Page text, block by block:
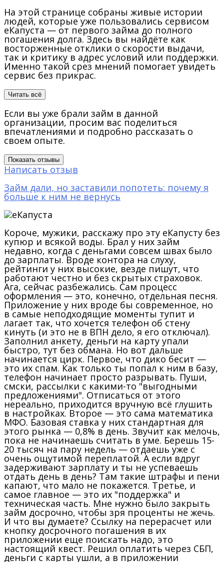
На этой странице собраны живые истории
людей, которые уже пользовались сервисом
еКапуста — от первого займа до полного
погашения долга. Здесь вы найдёте как
восторженные отклики о скорости выдачи,
так и критику в адрес условий или поддержки.
Именно такой срез мнений помогает увидеть
сервис без прикрас.
Читать всё
Если вы уже брали займ в данной
организации, просим вас поделиться
впечатлениями и подробно рассказать о
своем опыте.
Показать отзывы
Написать отзыв
Займ дали, но заставили попотеть: почему я
больше к ним не вернусь
Короче, мужики, расскажу про эту еКапусту без
купюр и всякой воды. Брал у них займ
недавно, когда с деньгами совсем швах было
до зарплаты. Вроде контора на слуху,
рейтинги у них высокие, везде пишут, что
работают честно и без скрытых страховок.
Ага, сейчас разбежались. Сам процесс
оформления — это, конечно, отдельная песня.
Приложение у них вроде бы современное, но
в самые неподходящие моменты тупит и
лагает так, что хочется телефон об стену
кинуть (и это не в ВПН дело, я его отключал).
Заполнил анкету, деньги на карту упали
быстро, тут без обмана. Но вот дальше
начинается цирк. Первое, что дико бесит —
это их спам. Как только ты попал к ним в базу,
телефон начинает просто разрывать. Пуши,
смски, рассылки с какими-то "выгодными
предложениями". Отписаться от этого
нереально, приходится вручную всё глушить
в настройках. Второе — это сама математика
МФО. Базовая ставка у них стандартная для
этого рынка — 0,8% в день. Звучит как мелочь,
пока не начинаешь считать в уме. Берешь 15-
20 тысяч на пару недель — отдаешь уже с
очень ощутимой переплатой. А если вдруг
задерживают зарплату и ты не успеваешь
отдать день в день? Там такие штрафы и пени
капают, что мало не покажется. Третье, и
самое главное — это их "поддержка" и
техническая часть. Мне нужно было закрыть
займ досрочно, чтобы зря проценты не жечь.
И что вы думаете? Ссылку на перерасчет или
кнопку досрочного погашения в их
приложении еще поискать надо, это
настоящий квест. Решил оплатить через СБП,
деньги с карты ушли, а в приложении